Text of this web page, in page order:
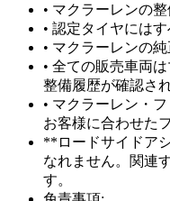
• マクラーレンの
• 認定タイヤには
• マクラーレンの
• 全ての販売車両
整備履歴が確認さ
• マクラーレン・
お客様に合わせた
**ロードサイドア
なれません。関連
す。